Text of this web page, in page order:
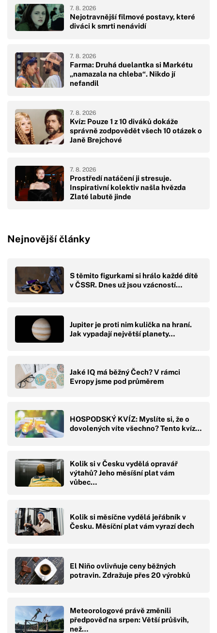
Nejotravnější filmové postavy, které
diváci k smrti nenávidí
7. 8. 2026
Farma: Druhá duelantka si Markétu
„namazala na chleba“. Nikdo jí
nefandil
7. 8. 2026
Kvíz: Pouze 1 z 10 diváků dokáže
správně zodpovědět všech 10 otázek o
Janě Brejchové
7. 8. 2026
Prostředí natáčení ji stresuje.
Inspirativní kolektiv našla hvězda
Zlaté labutě jinde
7. 8. 2026
Nejnovější články
S těmito figurkami si hrálo každé dítě
v ČSSR. Dnes už jsou vzácností…
Jupiter je proti nim kulička na hraní.
Jak vypadají největší planety…
Jaké IQ má běžný Čech? V rámci
Evropy jsme pod průměrem
HOSPODSKÝ KVÍZ: Myslíte si, že o
dovolených víte všechno? Tento kvíz…
Kolik si v Česku vydělá opravář
výtahů? Jeho měsíšní plat vám
vůbec…
Kolik si měsíčne vydělá jeřábník v
Česku. Měsíční plat vám vyrazí dech
El Niño ovlivňuje ceny běžných
potravin. Zdražuje přes 20 výrobků
Meteorologové právě změnili
předpověď na srpen: Větší průšvih,
než…